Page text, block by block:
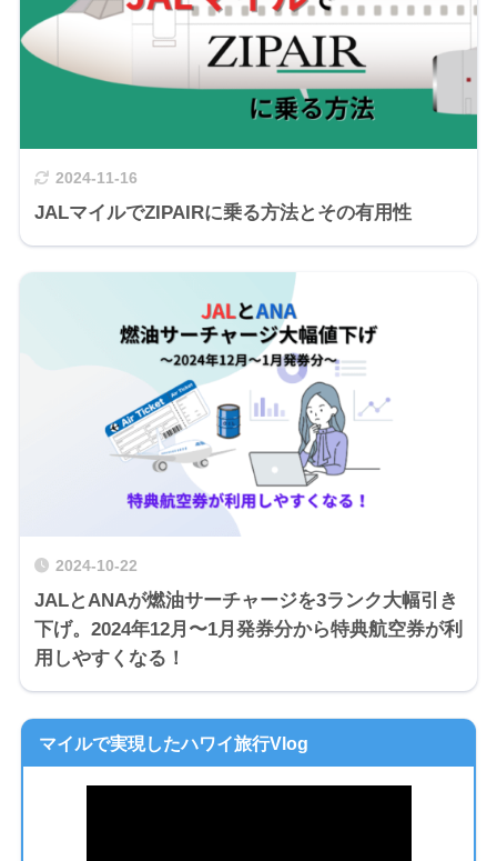
2024-11-16
JALマイルでZIPAIRに乗る方法とその有用性
2024-10-22
JALとANAが燃油サーチャージを3ランク大幅引き
下げ。2024年12月〜1月発券分から特典航空券が利
用しやすくなる！
マイルで実現したハワイ旅行Vlog